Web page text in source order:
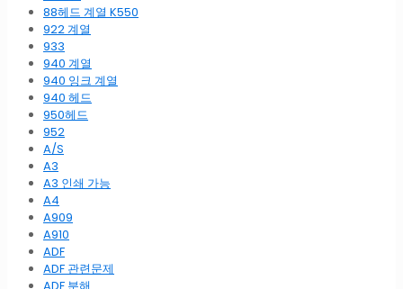
88헤드 계열 K550
922 계열
933
940 계열
940 잉크 계열
940 헤드
950헤드
952
A/S
A3
A3 인쇄 가능
A4
A909
A910
ADF
ADF 관련문제